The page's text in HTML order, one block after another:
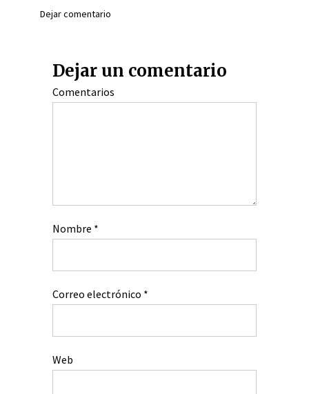
Dejar comentario
Dejar un comentario
Comentarios
Nombre *
Correo electrónico *
Web